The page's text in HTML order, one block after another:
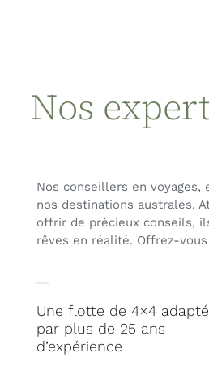
Nos
Nos conseillers en
nos destinations australes.
offrir de précieux conseils,
rêves en réalité. Offrez-
Une flotte de 4×4
par plus de 25 ans
d’expérience